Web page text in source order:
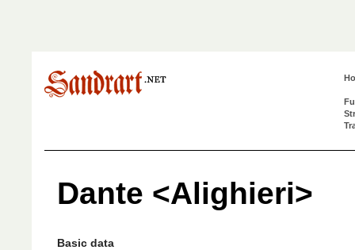
Dante <Alighieri>
Basic data